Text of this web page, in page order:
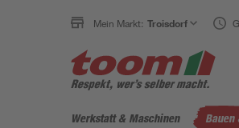
Mein Markt: Troisdorf
Werkstatt & Maschinen Bauen